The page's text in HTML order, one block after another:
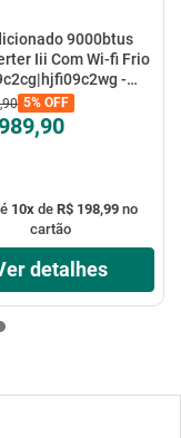
9000btus
Iii Com Wi-fi Frio
-
,90 5% OFF
10xde R$ 198,99no
cartão
detalhes